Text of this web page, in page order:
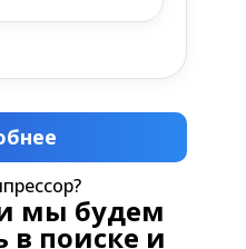
и мы будем
поиске и